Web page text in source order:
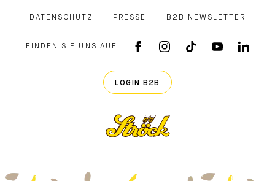
DATENSCHUTZ PRESSE B2B NEWSLETTER
FINDEN SIE UNS AUF
FACEBOOK APP
INSTAGRAM
TIKTOKYOUTUBE
LOGIN B2B